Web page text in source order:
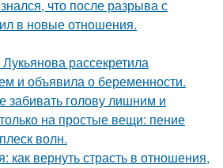
что после разрыва с
в новые отношения.
рассекретила
и объявила о беременности.
забивать голову лишним и
на простые вещи: пение
волн.
как вернуть страсть в отношения,